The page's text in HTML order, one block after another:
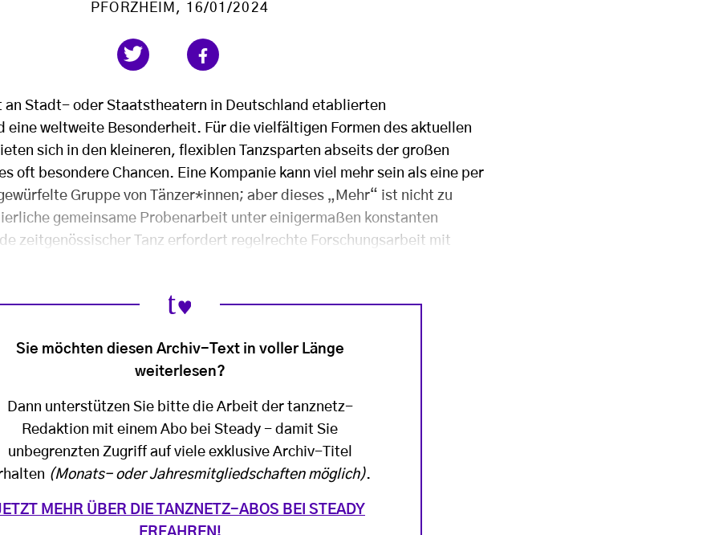
PFORZHEIM , 16/01/2024
an Stadt- oder Staatstheatern in Deutschland etablierten
eine weltweite Besonderheit. Für die vielfältigen Formen des aktuellen
sich in den kleineren, flexiblen Tanzsparten abseits der großen
oft besondere Chancen. Eine Kompanie kann viel mehr sein als eine per
Gruppe von Tänzer*innen; aber dieses „Mehr“ ist nicht zu
gemeinsame Probenarbeit unter einigermaßen konstanten
zeitgenössischer Tanz erfordert regelrechte Forschungsarbeit mit
Sie möchten diesen Archiv-Text in voller Länge
weiterlesen?
Dann unterstützen Sie bitte die Arbeit der tanznetz-
Redaktion mit einem Abo bei Steady - damit Sie
unbegrenzten Zugriff auf viele exklusive Archiv-Titel
(Monats- oder Jahresmitgliedschaften möglich).
MEHR ÜBER DIE TANZNETZ-ABOS BEI STEADY